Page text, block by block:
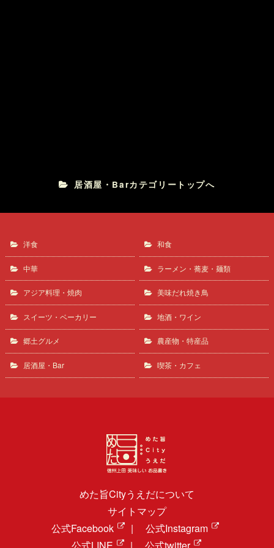
居酒屋・Barカテゴリートップへ
洋食 和食
中華 ラーメン・蕎麦・麺類
アジア料理・焼肉 美味だれ焼き鳥
スイーツ・ベーカリー 地酒・ワイン
郷土グルメ 農産物・特産品
居酒屋・Bar 喫茶・カフェ
めた旨Cityうえだについて
サイトマップ
公式Facebook
| 公式Instagram